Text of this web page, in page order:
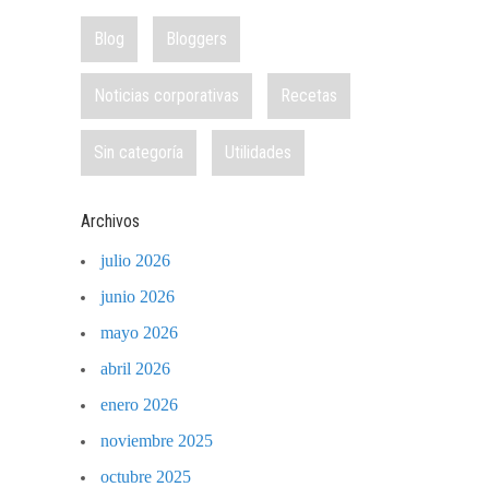
Blog Bloggers
Noticias corporativas Recetas
Sin categoría Utilidades
Archivos
julio 2026
junio 2026
mayo 2026
abril 2026
enero 2026
noviembre 2025
octubre 2025